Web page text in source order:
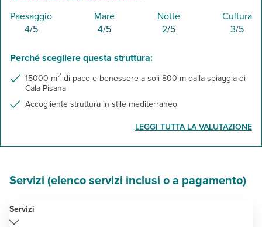
Paesaggio
4/5
Mare
4/5
Notte
2/5
Cultura
3/5
Perché scegliere questa struttura:
15000 m2 di pace e benessere a soli 800 m dalla spiaggia di
Cala Pisana
Accogliente struttura in stile mediterraneo
LEGGI TUTTA LA VALUTAZIONE
Servizi (elenco servizi inclusi o a pagamento)
Servizi